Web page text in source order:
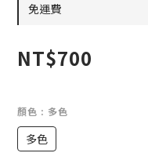
免運費
NT$700
顏色 : 多色
多色